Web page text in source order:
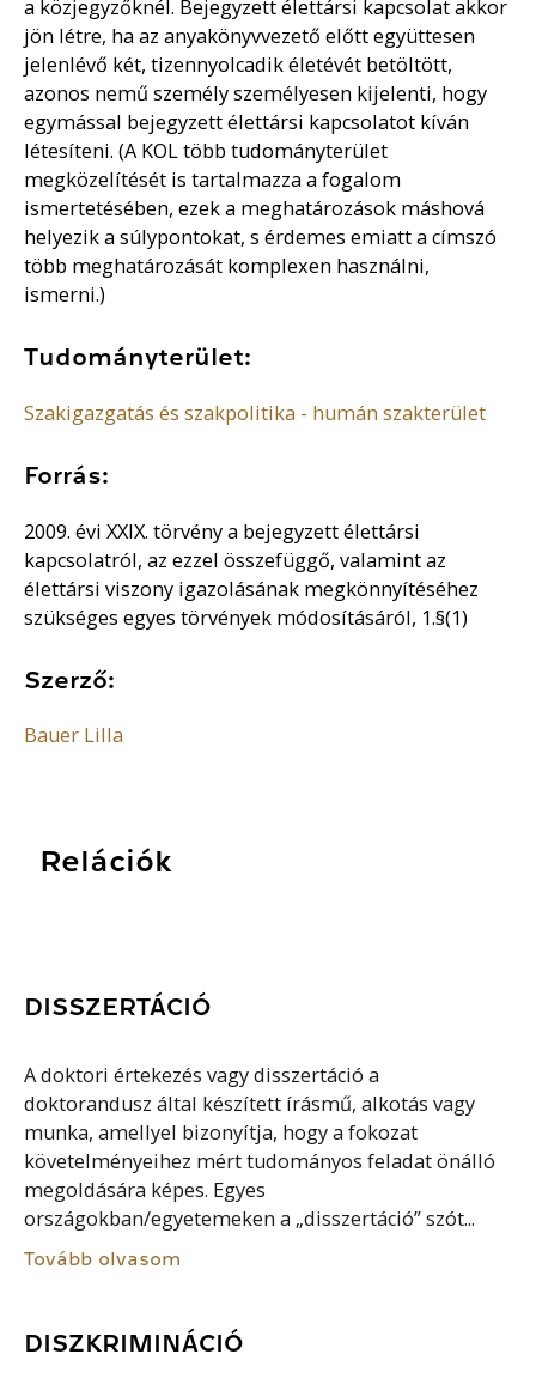
a közjegyzőknél. Bejegyzett élettársi kapcsolat akkor
jön létre, ha az anyakönyvvezető előtt együttesen
jelenlévő két, tizennyolcadik életévét betöltött,
azonos nemű személy személyesen kijelenti, hogy
egymással bejegyzett élettársi kapcsolatot kíván
létesíteni. (A KOL több tudományterület
megközelítését is tartalmazza a fogalom
ismertetésében, ezek a meghatározások máshová
helyezik a súlypontokat, s érdemes emiatt a címszó
több meghatározását komplexen használni,
ismerni.)
Tudományterület:
Szakigazgatás és szakpolitika - humán szakterület
Forrás:
2009. évi XXIX. törvény a bejegyzett élettársi
kapcsolatról, az ezzel összefüggő, valamint az
élettársi viszony igazolásának megkönnyítéséhez
szükséges egyes törvények módosításáról, 1.§(1)
Szerző:
Bauer Lilla
Relációk
DISSZERTÁCIÓ
A doktori értekezés vagy disszertáció a
doktorandusz által készített írásmű, alkotás vagy
munka, amellyel bizonyítja, hogy a fokozat
követelményeihez mért tudományos feladat önálló
megoldására képes. Egyes
országokban/egyetemeken a „disszertáció” szót...
Tovább olvasom
DISZKRIMINÁCIÓ